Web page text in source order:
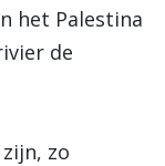
het Palestina
de
zo